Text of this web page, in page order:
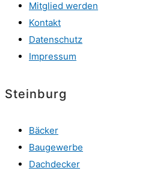
Mitglied werden
Kontakt
Datenschutz
Impressum
Steinburg
Bäcker
Baugewerbe
Dachdecker